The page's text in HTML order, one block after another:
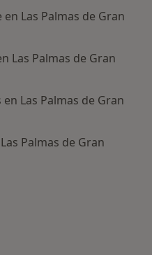
Las Palmas de Gran
Las Palmas de Gran
Las Palmas de Gran
Palmas de Gran